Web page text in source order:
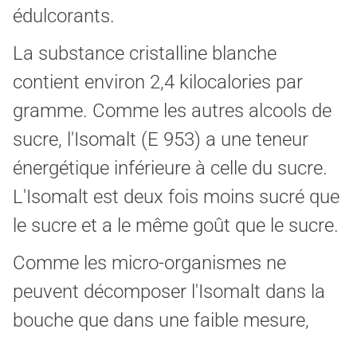
édulcorants.
La substance cristalline blanche
contient environ 2,4 kilocalories par
gramme. Comme les autres alcools de
sucre, l'Isomalt (E 953) a une teneur
énergétique inférieure à celle du sucre.
L'Isomalt est deux fois moins sucré que
le sucre et a le même goût que le sucre.
Comme les micro-organismes ne
peuvent décomposer l'Isomalt dans la
bouche que dans une faible mesure,